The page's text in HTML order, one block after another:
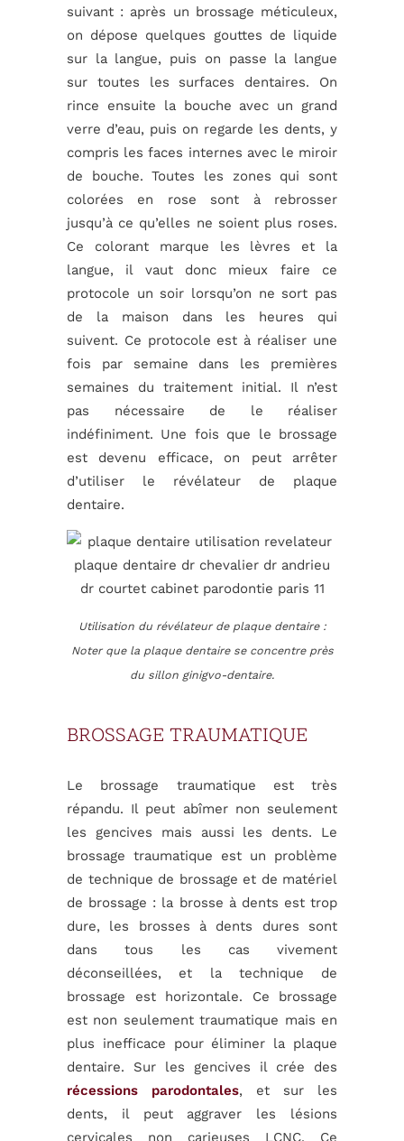
suivant : après un brossage méticuleux,
on dépose quelques gouttes de liquide
sur la langue, puis on passe la langue
sur toutes les surfaces dentaires. On
rince ensuite la bouche avec un grand
verre d’eau, puis on regarde les dents, y
compris les faces internes avec le miroir
de bouche. Toutes les zones qui sont
colorées en rose sont à rebrosser
jusqu’à ce qu’elles ne soient plus roses.
Ce colorant marque les lèvres et la
langue, il vaut donc mieux faire ce
protocole un soir lorsqu’on ne sort pas
de la maison dans les heures qui
suivent. Ce protocole est à réaliser une
fois par semaine dans les premières
semaines du traitement initial. Il n’est
pas nécessaire de le réaliser
indéfiniment. Une fois que le brossage
est devenu efficace, on peut arrêter
d’utiliser le révélateur de plaque
dentaire.
Utilisation du révélateur de plaque dentaire :
Noter que la plaque dentaire se concentre près
du sillon ginigvo-dentaire.
BROSSAGE TRAUMATIQUE
Le brossage traumatique est très
répandu. Il peut abîmer non seulement
les gencives mais aussi les dents. Le
brossage traumatique est un problème
de technique de brossage et de matériel
de brossage : la brosse à dents est trop
dure, les brosses à dents dures sont
dans tous les cas vivement
déconseillées, et la technique de
brossage est horizontale. Ce brossage
est non seulement traumatique mais en
plus inefficace pour éliminer la plaque
dentaire. Sur les gencives il crée des
récessions parodontales, et sur les
dents, il peut aggraver les lésions
cervicales non carieuses LCNC. Ce